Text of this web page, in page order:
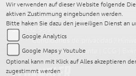
MOTOS MEDINA
03002 Alicante - Avda de Denia 13,
965 132 558
Condiciones de privacidad
imprenta
Wir verwenden auf dieser Website folgende
aktiven Zustimmung eingebunden werden.
Bitte haken Sie dazu den jeweiligen Dienst an
Google Analytics
Google Maps y Youtube
Optional kann mit Klick auf Alles akzeptieren
zugestimmt werden